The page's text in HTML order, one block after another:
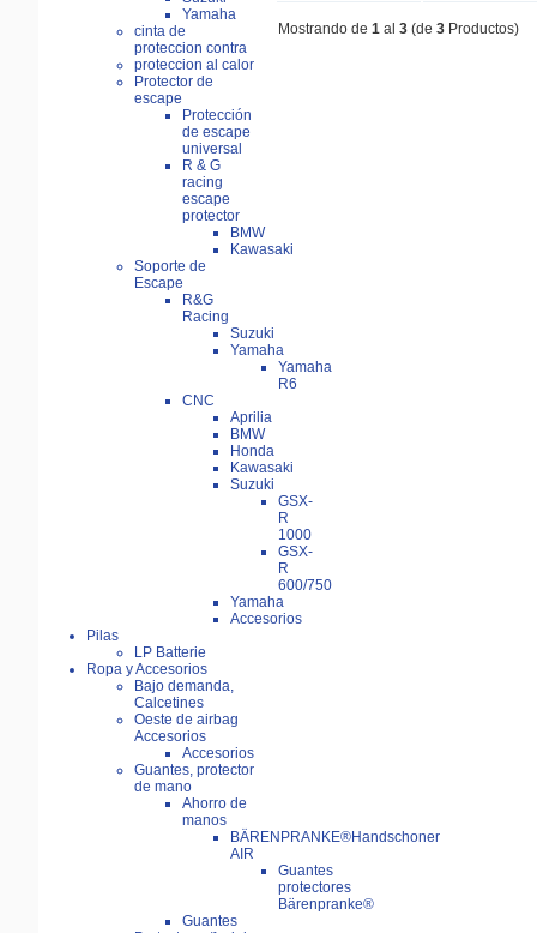
Yamaha
cinta de
proteccion contra
proteccion al calor
Protector de
escape
Protección
de escape
universal
R & G
racing
escape
protector
BMW
Kawasaki
Soporte de
Escape
R&G
Racing
Suzuki
Yamaha
Yamaha
R6
CNC
Aprilia
BMW
Honda
Kawasaki
Suzuki
GSX-
R
1000
GSX-
R
600/750
Yamaha
Accesorios
Pilas
LP Batterie
Ropa y Accesorios
Bajo demanda,
Calcetines
Oeste de airbag
Accesorios
Accesorios
Guantes, protector
de mano
Ahorro de
manos
BÄRENPRANKE®Handschoner
AIR
Guantes
protectores
Bärenpranke®
Guantes
Mostrando de 1 al 3 (de 3 Productos)